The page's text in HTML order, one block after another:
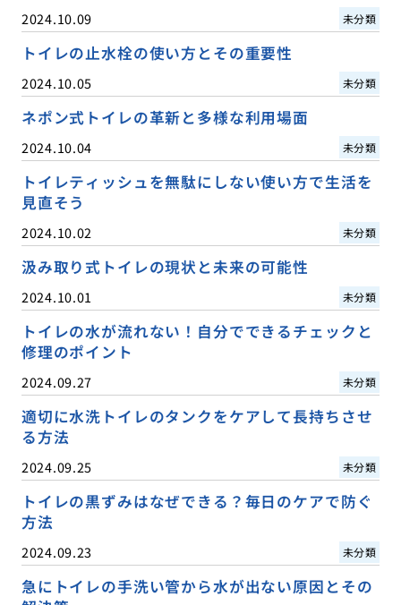
2024.10.09 未分類
トイレの止水栓の使い方とその重要性
2024.10.05 未分類
ネポン式トイレの革新と多様な利用場面
2024.10.04 未分類
トイレティッシュを無駄にしない使い方で生活を
見直そう
2024.10.02 未分類
汲み取り式トイレの現状と未来の可能性
2024.10.01 未分類
トイレの水が流れない！自分でできるチェックと
修理のポイント
2024.09.27 未分類
適切に水洗トイレのタンクをケアして長持ちさせ
る方法
2024.09.25 未分類
トイレの黒ずみはなぜできる？毎日のケアで防ぐ
方法
2024.09.23 未分類
急にトイレの手洗い管から水が出ない原因とその